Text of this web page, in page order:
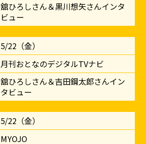
舘ひろしさん＆黒川想矢さんインタ
ビュー
5/22（金）
月刊おとなのデジタルTVナビ
舘ひろしさん＆吉田鋼太郎さんイン
タビュー
5/22（金）
MYOJO